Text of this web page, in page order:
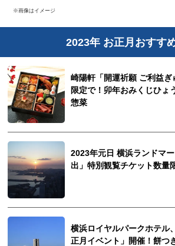
※画像はイメージ
2023年 お正月おすす
崎陽軒「開運祈願 ご利益
限定で！卯年おみくじひょ
惣菜
2023年元日 横浜ランドマ
出」特別観覧チケット数量
横浜ロイヤルパークホテル
正月イベント」開催！餅つ